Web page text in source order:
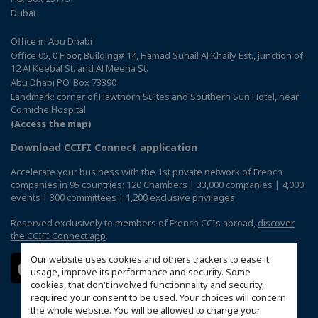
Our website uses cookies and others trackers to ease it
usage, improve its performance and security. Some
cookies, that don't involved functionnality and security,
required your consent to be used. Your choices will concern
the whole website. You will be allowed to change your
Dubaï
Office in Abu Dhabi
Office 05, 0 Floor, Building# 14, Hamad Suhail Al Khaily Est., junction of
12 Al Keebal St. and Al Meena St.
Abu Dhabi P.O. Box 73390
Landmark: corner of Hawthorn Suites and Southern Sun Hotel, near
Corniche Hospital
(Access the map)
Download CCIFI Connect application
Accelerate your business with the 1st private network of French
companies in 95 countries: 120 Chambers | 33,000 companies | 4,000
events | 300 committees | 1,200 exclusive privileges
Reserved exclusively to members of French CCIs abroad, discover
the CCIFI Connect app.